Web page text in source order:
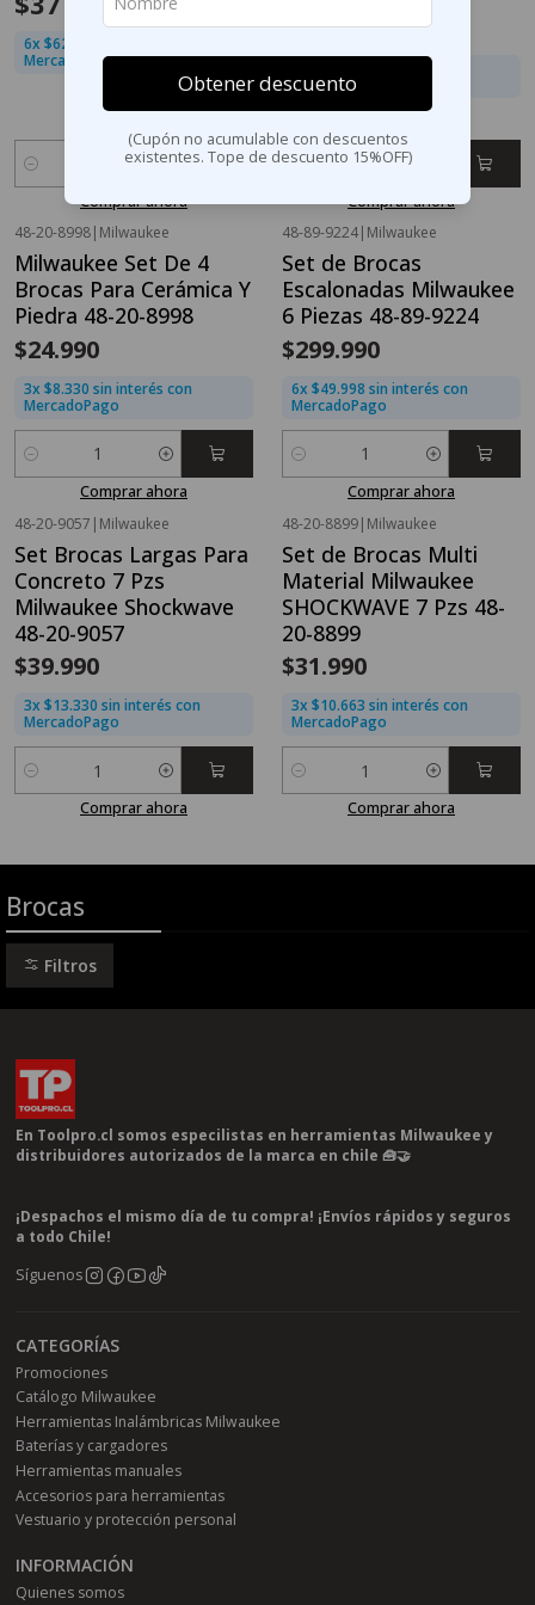
6x $62.999 sin interés con
MercadoPago
Cantidad
Comprar ahora
$39.990
3x $13.330 sin interés con
MercadoPago
Comprar ahora
48-20-8998| Milwaukee
Milwaukee Set De 4
Brocas Para Cerámica Y
Piedra 48-20-8998
$24.990
3x $8.330 sin interés con
MercadoPago
Cantidad
Comprar ahora
48-89-9224| Milwaukee
Set de Brocas
Escalonadas Milwaukee
6 Piezas 48-89-9224
$299.990
6x $49.998 sin interés con
MercadoPago
Cantidad
Comprar ahora
48-20-9057 | Milwaukee
Set Brocas Largas Para
Concreto 7 Pzs
Milwaukee Shockwave
48-20-9057
$39.990
3x $13.330 sin interés con
MercadoPago
Cantidad
Comprar ahora
Nuevo
48-20-8899| Milwaukee
Set de Brocas Multi
Material Milwaukee
SHOCKWAVE 7 Pzs 48-
20-8899
$31.990
3x $10.663 sin interés con
MercadoPago
Cantidad
Comprar ahora
Brocas
Filtros
En Toolpro.cl somos especilistas en herramientas Milwaukee y
distribuidores autorizados de la marca en chile 🧰🤝
¡Despachos el mismo día de tu compra! ¡Envíos rápidos y seguros
a todo Chile!
Síguenos
CATEGORÍAS
Promociones
Catálogo Milwaukee
Herramientas Inalámbricas Milwaukee
Baterías y cargadores
Herramientas manuales
Accesorios para herramientas
Vestuario y protección personal
INFORMACIÓN
Quienes somos
Obtener descuento
(Cupón no acumulable con descuentos
existentes. Tope de descuento 15%OFF)